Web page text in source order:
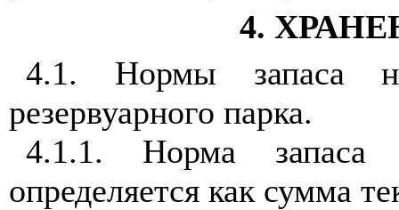
4.
4.1. Нормы запаса
резервуарного парка.
4.1.1. Норма запаса
определяется как сумма